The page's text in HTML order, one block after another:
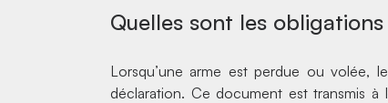
Quelles sont les
Lorsqu’une arme est perdue ou volée,
déclaration. Ce document est transmis